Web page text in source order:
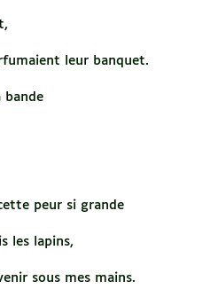
leur banquet.
bande
peur si grande
les lapins,
sous mes mains.